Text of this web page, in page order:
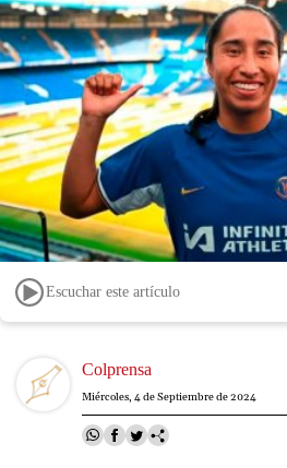
Escuchar este artículo
Image Colprensa
Miércoles, 4 de Septiembre de 2024